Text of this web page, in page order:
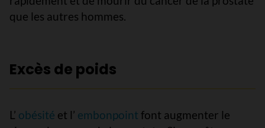
que les autres hommes.
Excès de poids
L’ obésité et l’ embonpoint font augmenter le